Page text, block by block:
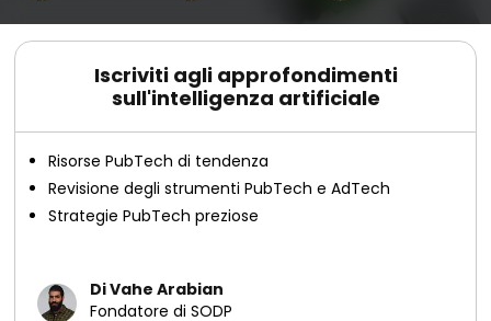
Iscriviti agli approfondimenti
sull'intelligenza artificiale
Risorse PubTech di tendenza
Revisione degli strumenti PubTech e AdTech
Strategie PubTech preziose
Di Vahe Arabian
Fondatore di SODP